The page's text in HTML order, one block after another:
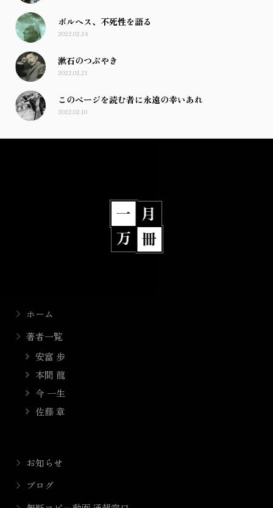
ボルヘス、不死性を語る
2022.02.24
漱石のつぶやき
2022.02.21
このページを読む者に永遠の幸いあれ
2022.02.10
ホーム
著者一覧
安富 歩
本間 龍
今 一生
佐藤 章
お知らせ
ブログ